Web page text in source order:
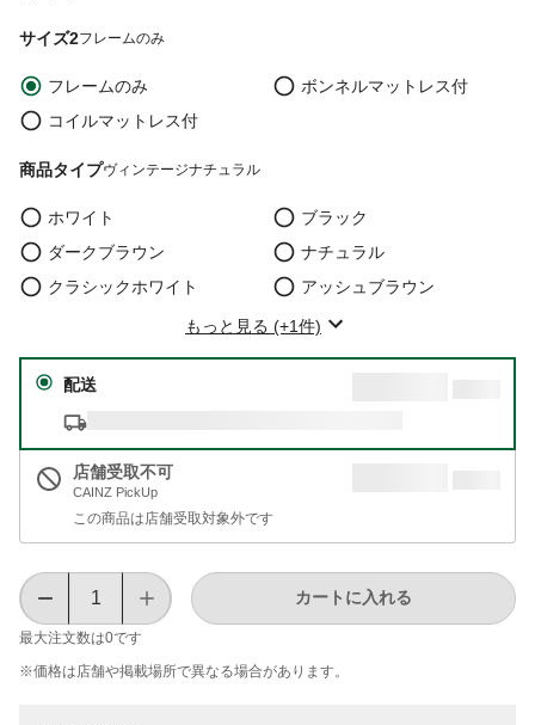
サイズ2フレームのみ
フレームのみ
ボンネルマットレス付
コイルマットレス付
商品タイプヴィンテージナチュラル
ホワイト
ブラック
ダークブラウン
ナチュラル
クラシックホワイト
アッシュブラウン
もっと見る (+1件)
配送
店舗受取不可
CAINZ PickUp
この商品は店舗受取対象外です
最大注文数は0です
カートに入れる
※価格は​店舗や​掲載場所で​異なる​場合が​あります。